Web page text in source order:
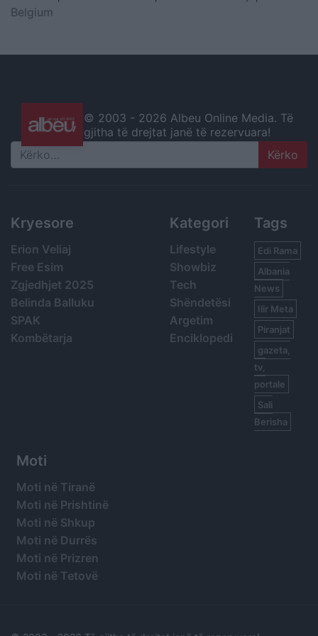
Belgium
© 2003 - 2026 Albeu Online Media. Të
gjitha të drejtat janë të rezervuara!
Search
Kryesore
Erion Veliaj
Free Esim
Zgjedhjet 2025
Belinda Balluku
SPAK
Kombëtarja
Kategori
Lifestyle
Showbiz
Tech
Shëndetësi
Argetim
Enciklopedi
Tags
Edi Rama
Albania
News
Ilir Meta
Piranjat
gazeta,
tv,
portale
Sali
Berisha
Moti
Moti në Tiranë
Moti në Prishtinë
Moti në Shkup
Moti në Durrës
Moti në Prizren
Moti në Tetovë